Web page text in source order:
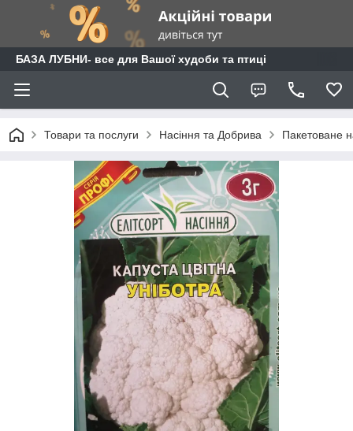
БАЗА ЛУБНИ- все для Вашої худоби та птиці
Товари та послуги Насіння та Добрива Пакетоване